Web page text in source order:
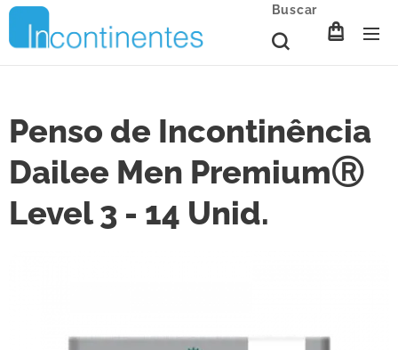
Buscar
Penso de Incontinência
Dailee Men PremiumⓇ
Level 3 - 14 Unid.